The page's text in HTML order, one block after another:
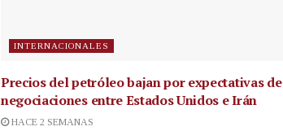
INTERNACIONALES
Precios del petróleo bajan por expectativas de
negociaciones entre Estados Unidos e Irán
HACE 2 SEMANAS